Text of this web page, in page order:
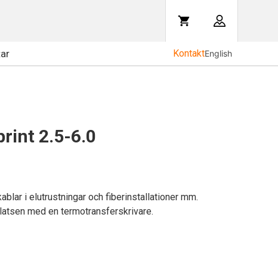
KontaktEnglish
2.5-6.0
i elutrustningar och fiberinstallationer mm.
med en termotransferskrivare.